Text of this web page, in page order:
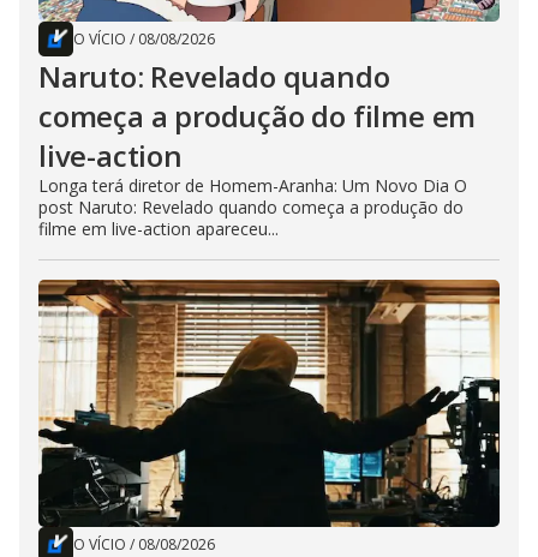
O VÍCIO / 08/08/2026
Naruto: Revelado quando
começa a produção do filme em
live-action
Longa terá diretor de Homem-Aranha: Um Novo Dia O
post Naruto: Revelado quando começa a produção do
filme em live-action apareceu...
O VÍCIO / 08/08/2026